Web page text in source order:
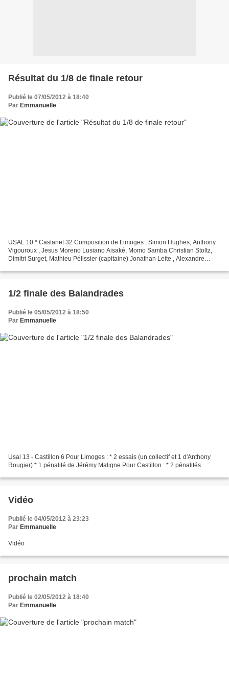
Résultat du 1/8 de finale retour
Publié le 07/05/2012 à 18:40
Par Emmanuelle
USAL 10 * Castanet 32 Composition de Limoges : Simon Hughes, Anthony
Vigouroux , Jesus Moreno Lusiano Aisaké, Momo Samba Christian Stoltz,
Dimitri Surget, Mathieu Pélissier (capitaine) Jonathan Leite , Alexandre
1/2 finale des Balandrades
Publié le 05/05/2012 à 18:50
Par Emmanuelle
Usal 13 - Castillon 6 Pour Limoges : * 2 essais (un collectif et 1 d'Anthony
Rougier) * 1 pénalité de Jérémy Maligne Pour Castillon : * 2 pénalités
Vidéo
Publié le 04/05/2012 à 23:23
Par Emmanuelle
Vidéo
prochain match
Publié le 02/05/2012 à 18:40
Par Emmanuelle